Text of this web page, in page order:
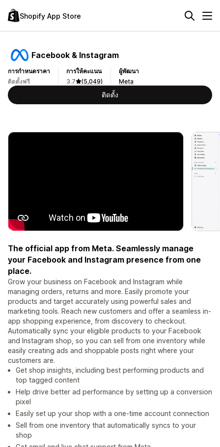
Shopify App Store
Facebook & Instagram
การกำหนดราคา
ติดตั้งฟรี
การให้คะแนน
3.7
(5,049)
ผู้พัฒนา
Meta
ติดตั้ง
The official app from Meta. Seamlessly manage
your Facebook and Instagram presence from one
place.
Grow your business on Facebook and Instagram while
managing orders, returns and more. Easily promote your
products and target accurately using powerful sales and
marketing tools. Reach new customers and offer a seamless in-
app shopping experience, from discovery to checkout.
Automatically sync your eligible products to your Facebook
and Instagram shop, so you can sell from one inventory while
easily creating ads and shoppable posts right where your
customers are.
Get shop insights, including best performing products and
top tagged content
Help drive better ad performance by setting up a conversion
pixel
Easily set up your shop with a one-time account connection
Sell from one inventory that automatically syncs to your
shop